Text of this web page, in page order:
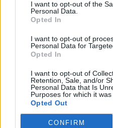
I want to opt-out of the
Personal Data.
Opted In
I want to opt-out of
Personal Data for
Opted In
I want to opt-out of
Retention, Sale, and/or
Personal Data that Is
Purposes for which it was
Opted Out
CONFIRM
μέτρων και
σώμα στα νέα
αποχαρακτηρισμένων
πιλότων, μαρτύρων και
εναέρια φαινόμενα σε ΗΠΑ,
ΧΤΕΣ